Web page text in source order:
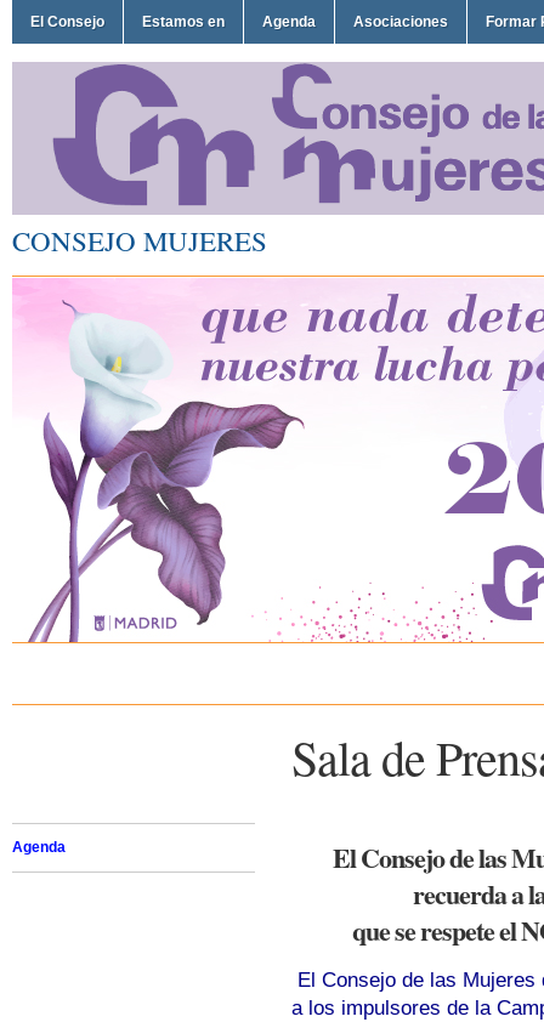
El Consejo Estamos en Agenda Asociaciones Formar
CONSEJO MUJERES
Sala de
Agenda
El Consejo de las
recuerda a
que se respete el
El Consejo de las
a los impulsores de la